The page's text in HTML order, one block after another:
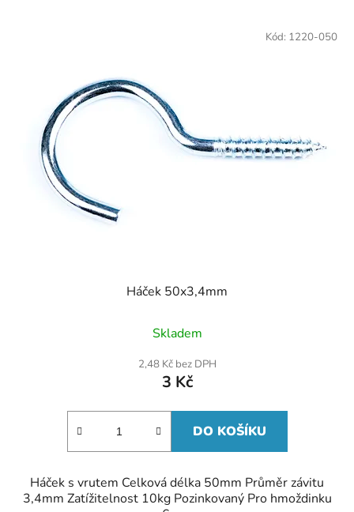
Háček 50x3,4mm
Skladem
2,48 Kč bez DPH
3 Kč
DO KOŠÍKU
Háček s vrutem Celková délka 50mm Průměr závitu
3,4mm Zatížitelnost 10kg Pozinkovaný Pro hmoždinku
Kód: 1220-050